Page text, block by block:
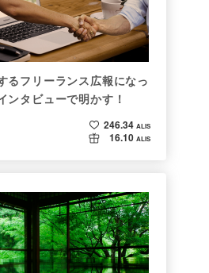
るフリーランス広報になっ
ンタビューで明かす！
246.34 ALIS
16.10 ALIS